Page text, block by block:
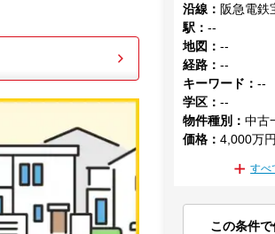
沿線 ： 阪急電鉄
駅 ：--
地図 ：--
経路 ：--
キーワード ：--
学区 ：--
物件種別 ：中古
価格 ：4,000万
すべ
この条件